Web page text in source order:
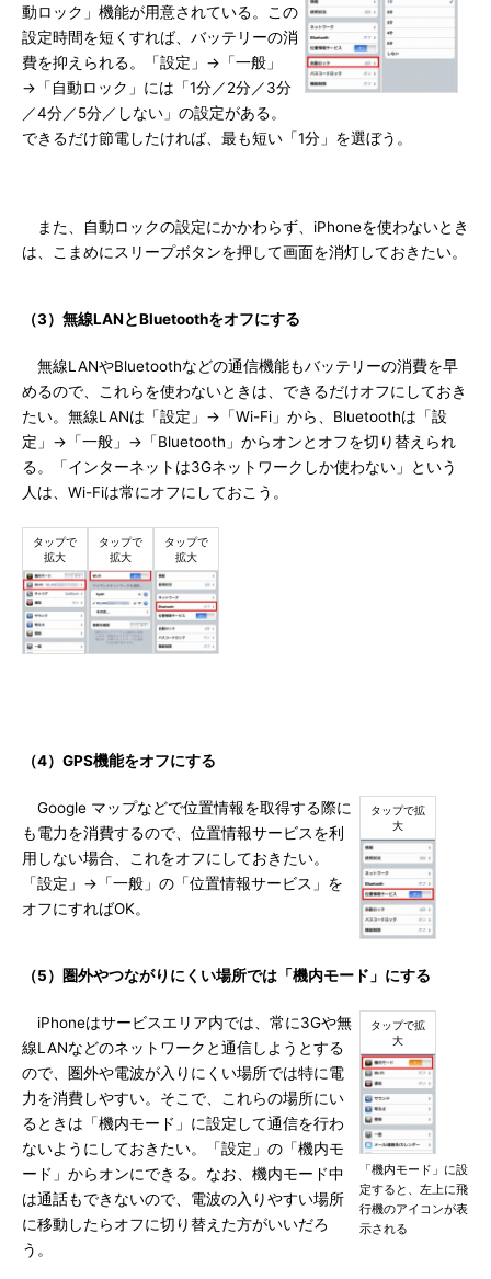
動ロック」機能が用意されている。この
設定時間を短くすれば、バッテリーの消
費を抑えられる。「設定」→「一般」
→「自動ロック」には「1分／2分／3分
／4分／5分／しない」の設定がある。
できるだけ節電したければ、最も短い「1分」を選ぼう。
また、自動ロックの設定にかかわらず、iPhoneを使わないとき
は、こまめにスリープボタンを押して画面を消灯しておきたい。
（3）無線LANとBluetoothをオフにする
無線LANやBluetoothなどの通信機能もバッテリーの消費を早
めるので、これらを使わないときは、できるだけオフにしておき
たい。無線LANは「設定」→「Wi-Fi」から、Bluetoothは「設
定」→「一般」→「Bluetooth」からオンとオフを切り替えられ
る。「インターネットは3Gネットワークしか使わない」という
人は、Wi-Fiは常にオフにしておこう。
（4）GPS機能をオフにする
Google マップなどで位置情報を取得する際に
も電力を消費するので、位置情報サービスを利
用しない場合、これをオフにしておきたい。
「設定」→「一般」の「位置情報サービス」を
オフにすればOK。
（5）圏外やつながりにくい場所では「機内モード」にする
「機内モード」に設
定すると、左上に飛
行機のアイコンが表
示される
iPhoneはサービスエリア内では、常に3Gや無
線LANなどのネットワークと通信しようとする
ので、圏外や電波が入りにくい場所では特に電
力を消費しやすい。そこで、これらの場所にい
るときは「機内モード」に設定して通信を行わ
ないようにしておきたい。「設定」の「機内モ
ード」からオンにできる。なお、機内モード中
は通話もできないので、電波の入りやすい場所
に移動したらオフに切り替えた方がいいだろ
う。